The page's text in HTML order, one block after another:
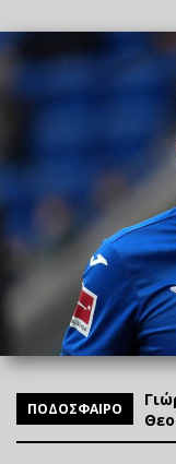
ΠΟΔΟΣΦΑΙΡΟ